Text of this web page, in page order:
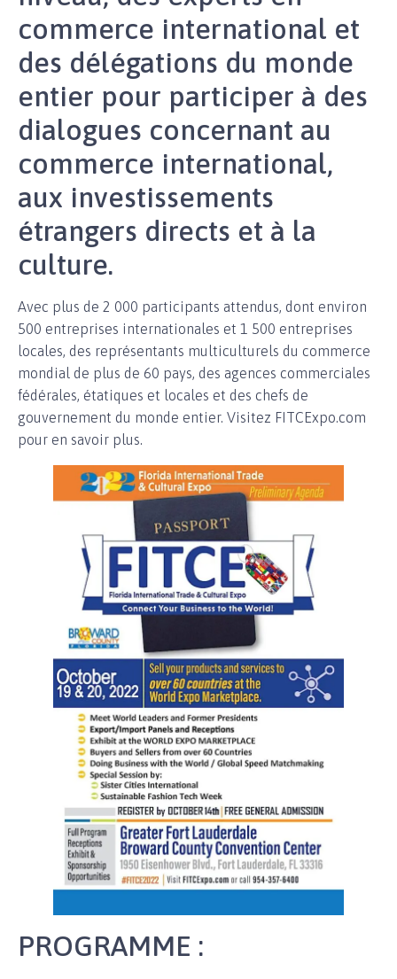
commerce international et
des délégations du monde
entier pour participer à des
dialogues concernant au
commerce international,
aux investissements
étrangers directs et à la
culture.
Avec plus de 2 000 participants attendus, dont environ
500 entreprises internationales et 1 500 entreprises
locales, des représentants multiculturels du commerce
mondial de plus de 60 pays, des agences commerciales
fédérales, étatiques et locales et des chefs de
gouvernement du monde entier. Visitez FITCExpo.com
pour en savoir plus.
PROGRAMME :